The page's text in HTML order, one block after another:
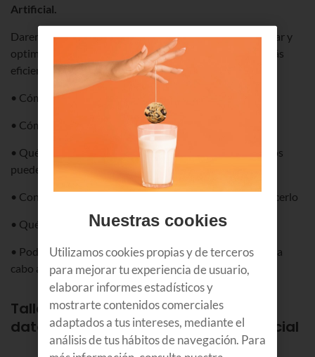
Artificial.
Daremos respuestas a preguntas que ayudarán a mejorar y
optimizar los procesos de tu empresa de una manera más
eficiente:
• Cómo organizar los datos para poder usarlos
• Cómo aplicar la IA
• Qué proyectos puedo poner en marcha y a qué equipos
pueden beneficiar
• Conocerás cuales son los recursos necesarios para hacerlo
• Qué perfil de profesionales necesitas contratar
• Podrás descubrir como otras empresas lo han llevado a
cabo a través de casos reales
Taller 1º: Cómo obtener valor de los
datos aplicando la Inteligencia Artificial
Nuestras cookies
Utilizamos cookies propias y de terceros
para mejorar tu experiencia de usuario,
elaborar informes estadísticos y
mostrarte contenidos comerciales
adaptados a tus intereses, mediante el
análisis de tus hábitos de navegación. Para